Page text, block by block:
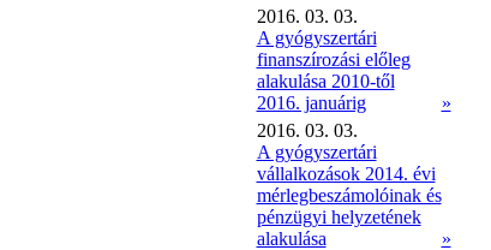
2016. 03. 03.
A gyógyszertári
finanszírozási előleg
alakulása 2010-től
2016. januárig
»
2016. 03. 03.
A gyógyszertári
vállalkozások 2014. évi
mérlegbeszámolóinak és
pénzügyi helyzetének
alakulása
»